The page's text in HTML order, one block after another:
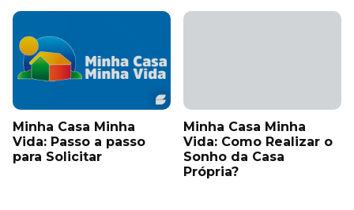
Minha Casa Minha
Vida: Passo a passo
para Solicitar
Minha Casa Minha
Vida: Como Realizar o
Sonho da Casa
Própria?